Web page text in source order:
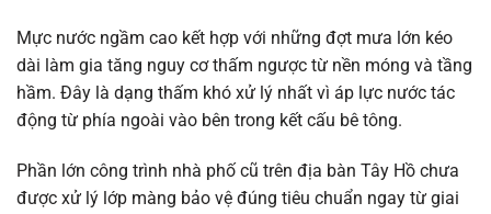
Mực nước ngầm cao kết hợp với những đợt mưa lớn kéo
dài làm gia tăng nguy cơ thấm ngược từ nền móng và tầng
hầm. Đây là dạng thấm khó xử lý nhất vì áp lực nước tác
động từ phía ngoài vào bên trong kết cấu bê tông.
Phần lớn công trình nhà phố cũ trên địa bàn Tây Hồ chưa
được xử lý lớp màng bảo vệ đúng tiêu chuẩn ngay từ giai